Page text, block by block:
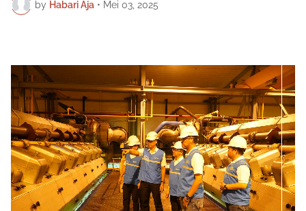
by Habari Aja • Mei 03, 2025